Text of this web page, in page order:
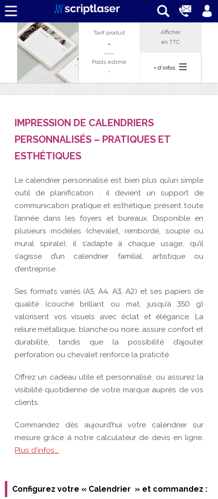
Tarif produit
-
Poids estimé
-
Afficher
en TTC
+ d'infos
Configurez votre « Calendrier » et commandez :